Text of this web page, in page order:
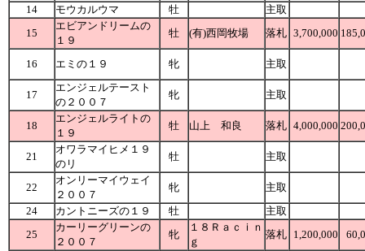
14
モウカルウマ 牡
主取
15
エビアンドリームの
１９
牡 (有)西岡牧場 落札 3,700,000
16 エミの１９ 牝 主取
17
エンジェルテースト
の２００７
牝 主取
18
エンジェルライトの
１９
牡 山上 和良 落札 4,000,000
21
オワラマイヒメ１９
のリ
牡 主取
22
オンリーマイウェイ
２００７
牝
主取
24
カントニーズの１９ 牡
主取
25
カーリーグリーンの
２００７
牝
１８Ｒａｃｉｎ
ｇ
落札 1,200,000